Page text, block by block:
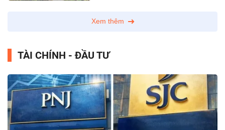
Xem thêm
TÀI CHÍNH - ĐẦU TƯ